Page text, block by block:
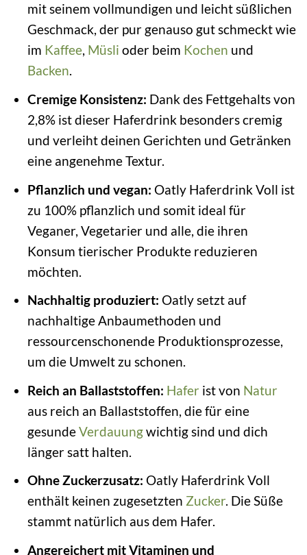
mit seinem vollmundigen und leicht süßlichen
Geschmack, der pur genauso gut schmeckt wie
im Kaffee, Müsli oder beim Kochen und
Backen.
Cremige Konsistenz: Dank des Fettgehalts von
2,8% ist dieser Haferdrink besonders cremig
und verleiht deinen Gerichten und Getränken
eine angenehme Textur.
Pflanzlich und vegan: Oatly Haferdrink Voll ist
zu 100% pflanzlich und somit ideal für
Veganer, Vegetarier und alle, die ihren
Konsum tierischer Produkte reduzieren
möchten.
Nachhaltig produziert: Oatly setzt auf
nachhaltige Anbaumethoden und
ressourcenschonende Produktionsprozesse,
um die Umwelt zu schonen.
Reich an Ballaststoffen: Hafer ist von Natur
aus reich an Ballaststoffen, die für eine
gesundeVerdauungwichtig sind und dich
länger satt halten.
Ohne Zuckerzusatz: Oatly Haferdrink Voll
enthält keinen zugesetzten Zucker. Die Süße
stammt natürlich aus dem Hafer.
Angereichert mit Vitaminen und